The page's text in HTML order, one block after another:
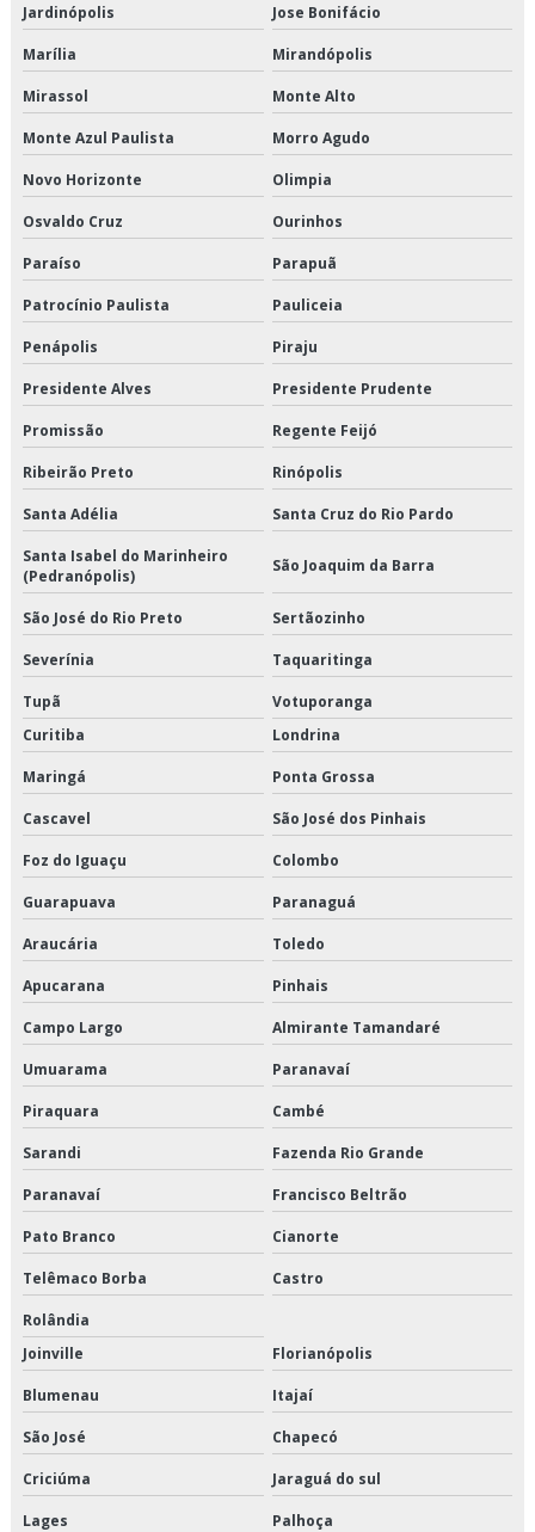
Transporte de climatizados em são paulo
Transporte de climatizados em sp
Transporte de climatizados preço
Transporte de climatizados valor
Transporte de congelados
Transporte de congelados em são paulo
Transporte de congelados em sp
Transporte de congelados valor
Transporte de refrigerado
Transporte de refrigerados em são paulo
Transporte de refrigerados em sp
Transporte de refrigerados preço
Transporte de refrigerados valor
Transporte dedicado
Transporte dedicado de alimentos preço
Transporte dedicado de alimentos são paulo
Transporte dedicado empresa
Transporte e distribuição logística
Transporte e logística
Transporte fracionado de alimentos perecíveis em sp
Transporte fracionado de alimentos perecíveis preço
Transporte fracionado de alimentos perecíveis são paulo
Transporte fracionado de alimentos perecíveis valor
Transporte fracionado são paulo
Transporte produtos congelados em são paulo
Transporte produtos congelados em sp
Jardinópolis Jose Bonifácio
Marília Mirandópolis
Mirassol Monte Alto
Monte Azul Paulista Morro Agudo
Novo Horizonte Olimpia
Osvaldo Cruz Ourinhos
Paraíso Parapuã
Patrocínio Paulista Pauliceia
Penápolis Piraju
Presidente Alves Presidente Prudente
Promissão Regente Feijó
Ribeirão Preto Rinópolis
Santa Adélia Santa Cruz do Rio Pardo
Santa Isabel do Marinheiro
(Pedranópolis)
São Joaquim da Barra
São José do Rio Preto Sertãozinho
Severínia Taquaritinga
Tupã
Votuporanga
Curitiba
Londrina
Maringá Ponta Grossa
Cascavel São José dos Pinhais
Foz do Iguaçu Colombo
Guarapuava Paranaguá
Araucária Toledo
Apucarana Pinhais
Campo Largo Almirante Tamandaré
Umuarama Paranavaí
Piraquara Cambé
Sarandi Fazenda Rio Grande
Paranavaí Francisco Beltrão
Pato Branco Cianorte
Telêmaco Borba Castro
Rolândia
Joinville
Florianópolis
Blumenau Itajaí
São José Chapecó
Criciúma Jaraguá do sul
Lages Palhoça